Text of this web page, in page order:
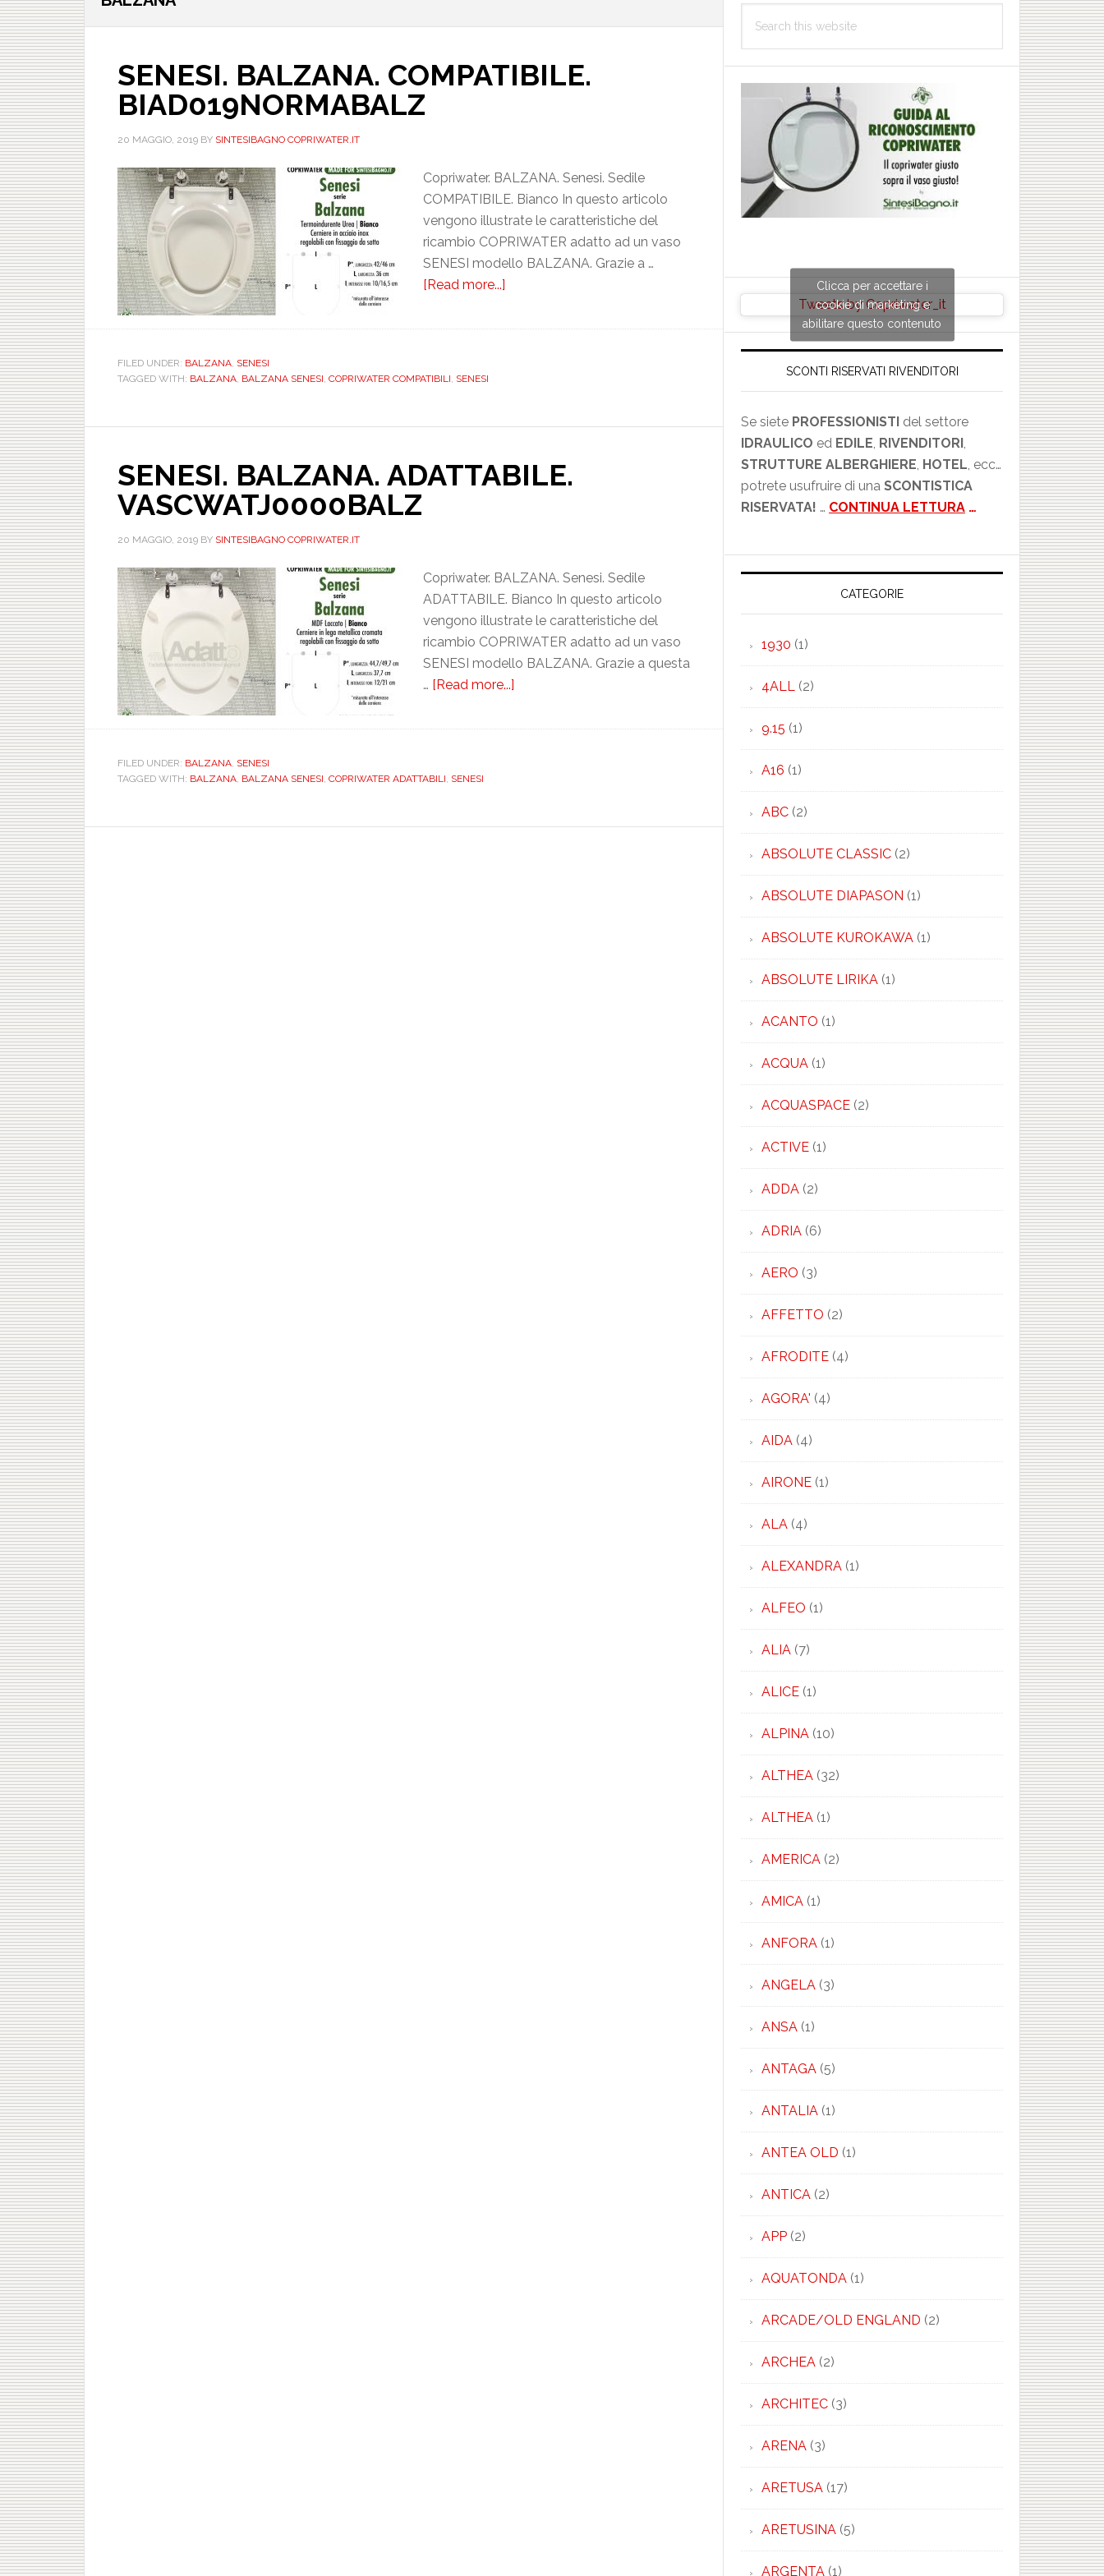
SENESI. BALZANA. COMPATIBILE.
BIAD019NORMABALZ
20 MAGGIO, 2019BYSINTESIBAGNO COPRIWATER.IT
Copriwater. BALZANA. Senesi. Sedile
COMPATIBILE. Bianco In questo articolo
vengono illustrate le caratteristiche del
ricambio COPRIWATER adatto ad un vaso
SENESI modello BALZANA. Grazie a …
[Read more...]about
BALZANA.
FILED UNDER:BALZANA,SENESI
TAGGED WITH:BALZANA,BALZANA SENESI,COPRIWATER COMPATIBILI,SENESI
SENESI. BALZANA. ADATTABILE.
VASCWATJ0000BALZ
20 MAGGIO, 2019BYSINTESIBAGNO COPRIWATER.IT
Copriwater. BALZANA. Senesi. Sedile
ADATTABILE. Bianco In questo articolo
vengono illustrate le caratteristiche del
ricambio COPRIWATER adatto ad un vaso
SENESI modello BALZANA. Grazie a questa
…[Read more...]about
BALZANA.
FILED UNDER:BALZANA,SENESI
TAGGED WITH:BALZANA,BALZANA SENESI,COPRIWATER ADATTABILI,SENESI
this
Tweets by Copriwater_it
Clicca per accettare i
cookie di marketing e
abilitare questo contenuto
SCONTI RISERVATI RIVENDITORI
Se sietePROFESSIONISTIdel settore
IDRAULICOedEDILE,RIVENDITORI,
STRUTTURE ALBERGHIERE,HOTEL, ecc…
potrete usufruire di unaSCONTISTICA
RISERVATA!…CONTINUA LETTURA…
CATEGORIE
1930(1)
4ALL(2)
9.15(1)
A16(1)
ABC(2)
ABSOLUTE CLASSIC(2)
ABSOLUTE DIAPASON(1)
ABSOLUTE KUROKAWA(1)
ABSOLUTE LIRIKA(1)
ACANTO(1)
ACQUA(1)
ACQUASPACE(2)
ACTIVE(1)
ADDA(2)
ADRIA(6)
AERO(3)
AFFETTO(2)
AFRODITE(4)
AGORA'(4)
AIDA(4)
AIRONE(1)
ALA(4)
ALEXANDRA(1)
ALFEO(1)
ALIA(7)
ALICE(1)
ALPINA(10)
ALTHEA(32)
ALTHEA(1)
AMERICA(2)
AMICA(1)
ANFORA(1)
ANGELA(3)
ANSA(1)
ANTAGA(5)
ANTALIA(1)
ANTEA OLD(1)
ANTICA(2)
APP(2)
AQUATONDA(1)
ARCADE/OLD ENGLAND(2)
ARCHEA(2)
ARCHITEC(3)
ARENA(3)
ARETUSA(17)
ARETUSINA(5)
ARGENTA(1)
×